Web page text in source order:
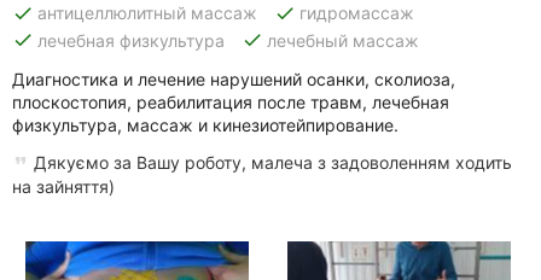
Рестораны
Все
рубрики
Все
города:
done антицеллюлитный массаж done гидромассаж
done лечебная физкультура done лечебный массаж
Диагностика и лечение нарушений осанки, сколиоза,
плоскостопия, реабилитация после травм, лечебная
физкультура, массаж и кинезиотейпирование.
Дякуємо за Вашу роботу, малеча з задоволенням ходить
на зайняття)